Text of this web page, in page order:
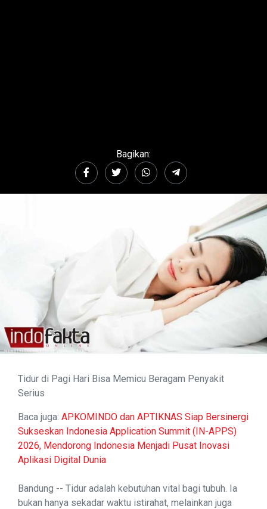
Bagikan:
Tidur di Pagi Hari Bisa Memicu Beragam Penyakit
Serius
Baca juga: APKOMINDO dan APTIKNAS Siap Bersinergi
Sukseskan Indonesia Application Summit (IN-APPS)
2026, Mendorong Indonesia Menjadi Pusat Inovasi
Aplikasi Digital Dunia
Bandung -- Tidur adalah kebutuhan vital bagi tubuh. Ia
bukan hanya sekadar waktu istirahat, melainkan juga